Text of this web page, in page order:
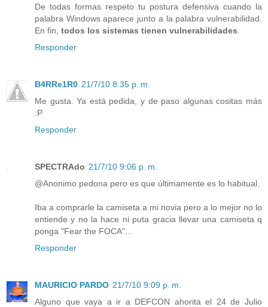
De todas formas respeto tu postura defensiva cuando la
palabra Windows aparece junto a la palabra vulnerabilidad.
En fin, todos los sistemas tienen vulnerabilidades
Responder
B4RRe1R0 21/7/10 8:35 p. m.
Me gusta. Ya está pedida, y de paso algunas cositas más
:P
Responder
SPECTRAdo 21/7/10 9:06 p. m.
@Anonimo pedona pero es que últimamente es lo habitual.
Iba a comprarle la camiseta a mi novia pero a lo mejor no lo
entiende y no la hace ni puta gracia llevar una camiseta q
ponga "Fear the FOCA"...
Responder
MAURICIO PARDO 21/7/10 9:09 p. m.
Alguno que vaya a ir a DEFCON ahorita el 24 de Julio